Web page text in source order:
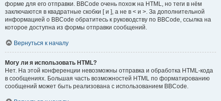
форме для его отправки. BBCode очень похож на HTML, но теги в нём
заключаются в квадратные скобки [ и ], а не в < и >. За дополнительной
информацией о BBCode обратитесь к руководству по BBCode, ссылка на
которое доступна из формы отправки сообщений.
Вернуться к началу
Могу ли я использовать HTML?
Нет. На этой конференции невозможны отправка и обработка HTML-кода
в сообщениях. Большая часть возможностей HTML по форматированию
сообщений может быть реализована с использованием BBCode.